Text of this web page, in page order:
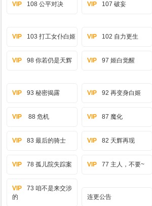
VIP 108 公平对决 VIP 107 破妄
VIP 103 打工女仆白姬 VIP 102 自力更生
VIP 98 你若仍是天辉 VIP 97 姬白觉醒
VIP 93 秘密揭露 VIP 92 再变身白姬
VIP 88 危机 VIP 87 魔化
VIP 83 最后的骑士 VIP 82 天辉再现
VIP 78 孤儿院失踪案 VIP 77 主人，不要~
VIP
73 咱不是来交涉
的
连更公告